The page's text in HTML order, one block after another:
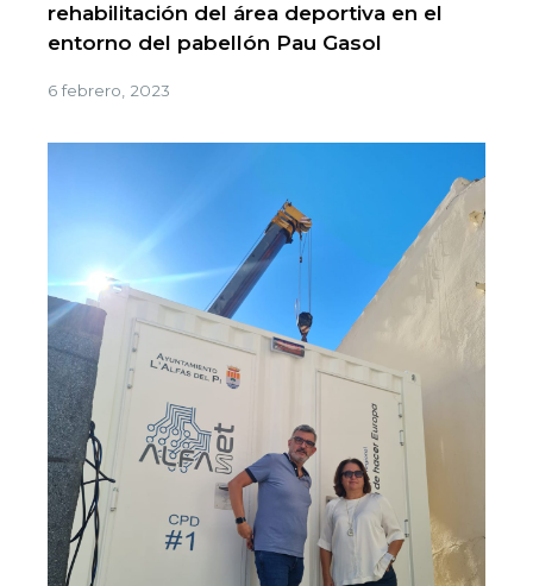
rehabilitación del área deportiva en el
entorno del pabellón Pau Gasol
6 febrero, 2023